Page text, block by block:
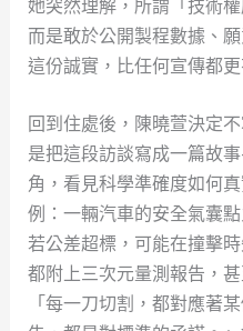
她突然理解，所謂「技術
而是敢於公開製程數據、
這份誠實，比任何宣傳都更
回到住處後，陳曉萱決定
是把這段訪談寫成一篇故
角，看見科學準確度如何
例：一輛汽車的安全氣囊
若公差超標，可能在撞擊
都附上三次元量測報告，
「每一刀切割，都對應著